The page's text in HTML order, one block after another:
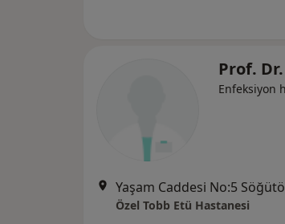
Prof.
Enfeksiyon
Özel Tobb Etü Hastanesi